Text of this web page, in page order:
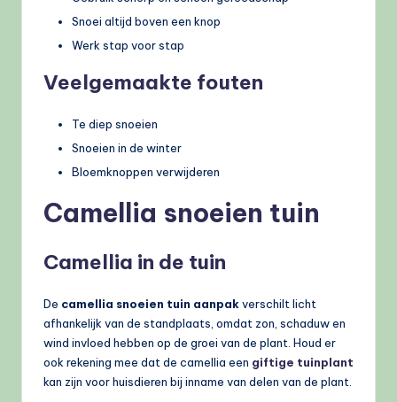
Snoei altijd boven een knop
Werk stap voor stap
Veelgemaakte fouten
Te diep snoeien
Snoeien in de winter
Bloemknoppen verwijderen
Camellia snoeien tuin
Camellia in de tuin
De camellia snoeien tuin aanpakverschilt licht
afhankelijk van de standplaats, omdat zon, schaduw en
wind invloed hebben op de groei van de plant. Houd er
ook rekening mee dat de camellia een giftige tuinplant
kan zijn voor huisdieren bij inname van delen van de plant.